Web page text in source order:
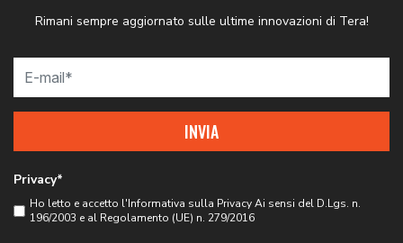
Rimani sempre aggiornato sulle ultime innovazioni di Tera!
INVIA
Privacy*
Ho letto e accetto l'Informativa sulla PrivacyAi sensi del D.Lgs. n.
196/2003 e al Regolamento (UE) n. 279/2016